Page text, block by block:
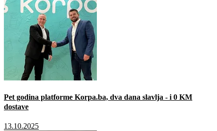
Pet godina platforme Korpa.ba, dva dana slavlja - i 0 KM
dostave
13.10.2025